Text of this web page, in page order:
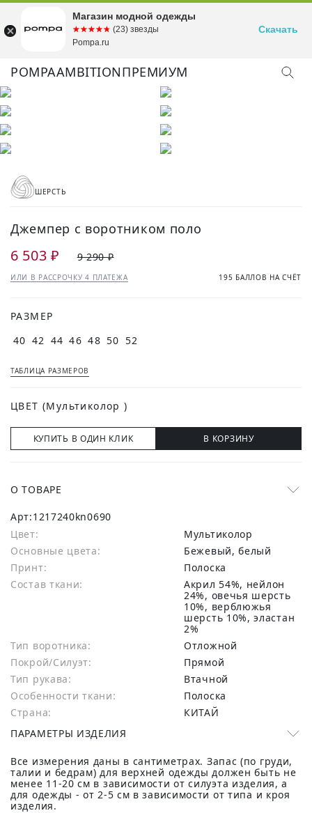
POMPAAMBITIONПРЕМИУМ
ШЕРСТЬ
Джемпер с воротником поло
6 503 ₽ 9 290 ₽
ИЛИ В РАССРОЧКУ 4 ПЛАТЕЖА 195 БАЛЛОВ НА СЧЁТ
РАЗМЕР
40 42 44 46 48 50 52
ТАБЛИЦА РАЗМЕРОВ
ЦВЕТ (Мультиколор )
КУПИТЬ В ОДИН КЛИК В КОРЗИНУ
О ТОВАРЕ
Арт:1217240kn0690
Цвет:
Мультиколор
Основные цвета:
бежевый, белый
Принт:
Полоска
Состав ткани:
акрил 54%, нейлон
24%, овечья шерсть
10%, верблюжья
шерсть 10%, эластан
2%
Тип воротника:
Отложной
Покрой/Силуэт:
Прямой
Тип рукава:
Втачной
Особенности ткани:
Полоска
Страна:
КИТАЙ
ПАРАМЕТРЫ ИЗДЕЛИЯ
Все измерения даны в сантиметрах. Запас (по груди,
талии и бедрам) для верхней одежды должен быть не
менее 11-20 см в зависимости от силуэта изделия, а
для одежды - от 2-5 см в зависимости от типа и кроя
изделия.
Магазин модной одежды
☆☆☆☆☆
★★★★★ (23) звезды
Pompa.ru
Скачать